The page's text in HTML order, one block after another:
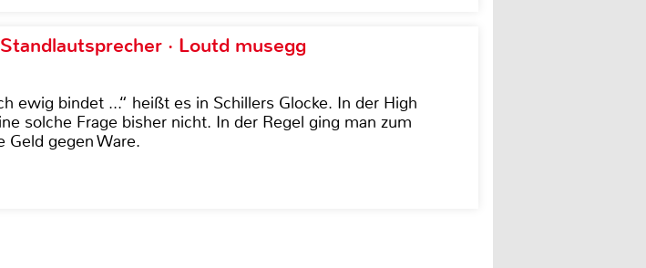
· Loutd musegg
ewig bindet ...“ heißt es in Schillers Glocke. In der High
solche Frage bisher nicht. In der Regel ging man zum
Geld gegen Ware.